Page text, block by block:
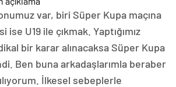
var, biri Süper Kupa maçına
ise U19 ile çıkmak. Yaptığımız
bir karar alınacaksa Süper Kupa
Ben buna arkadaşlarımla beraber
İlkesel sebeplerle